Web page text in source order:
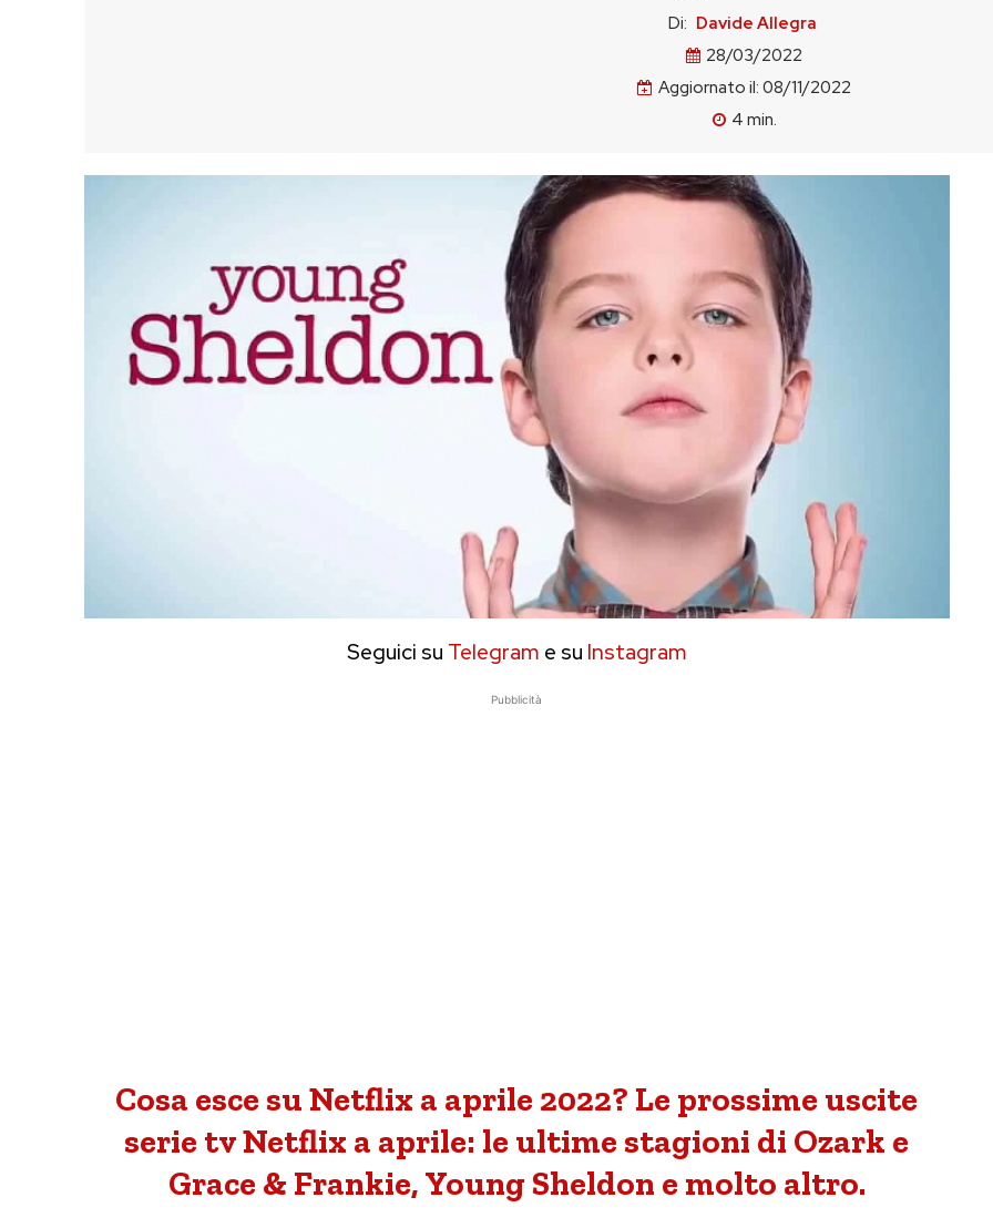
Di: Davide Allegra
28/03/2022
Aggiornato il: 08/11/2022
4 min.
Seguici su Telegram e su Instagram
Pubblicità
Cosa esce su Netflix a aprile 2022? Le prossime uscite
serie tv Netflix a aprile: le ultime stagioni di Ozark e
Grace & Frankie, Young Sheldon e molto altro.